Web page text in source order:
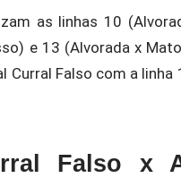
as linhas 10
e 13 (Alvorada x
Falso com a linha
Falso x